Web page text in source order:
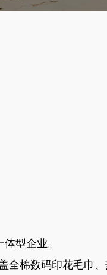
型企业。
全棉数码印花毛巾